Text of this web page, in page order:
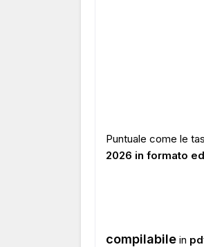
Puntuale come le
2026 in formato
compilabile in